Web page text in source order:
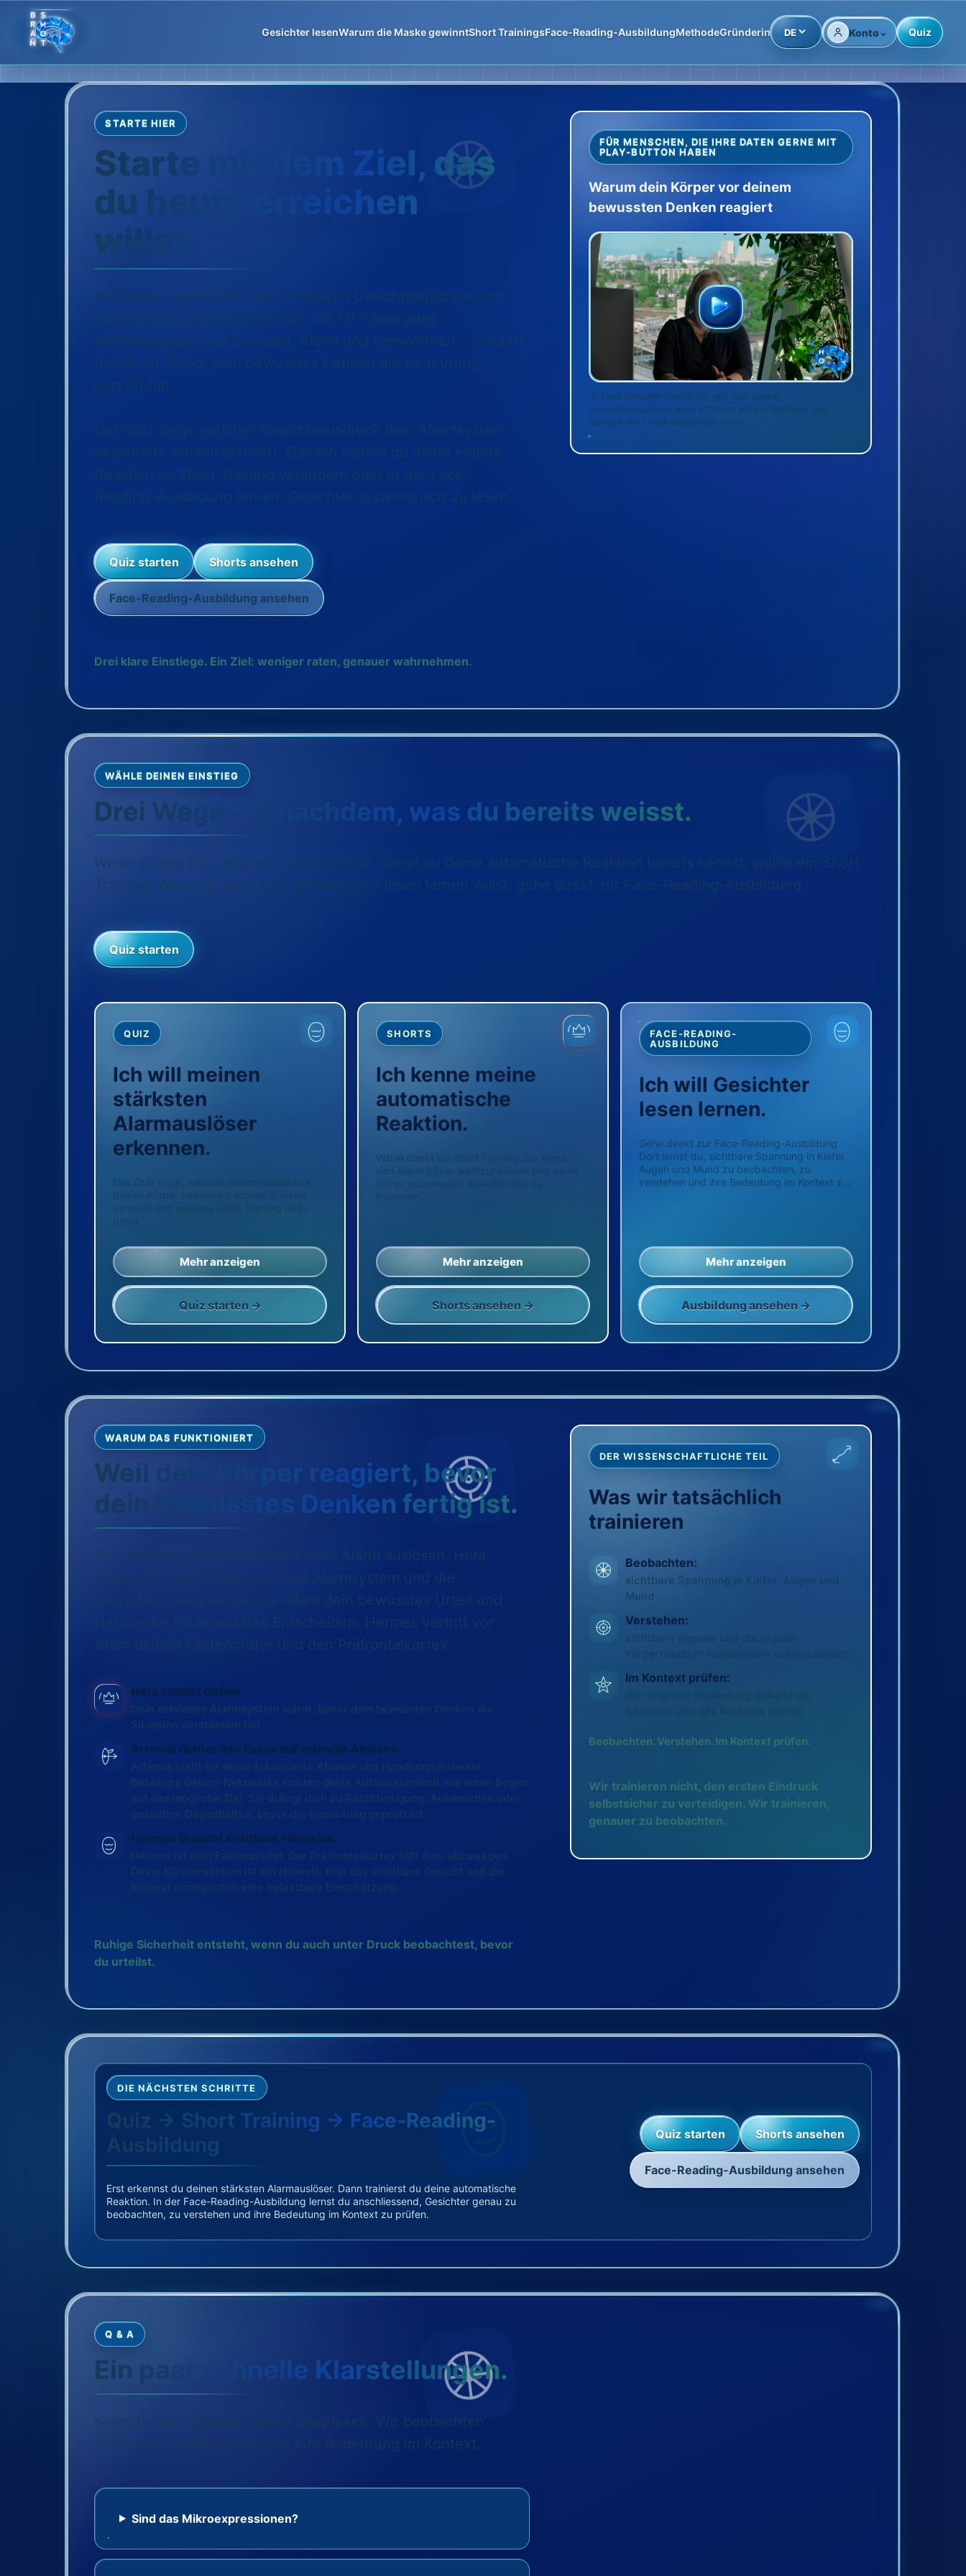
Gesichter lesenWarum die Maske gewinntShort TrainingsFace-Reading-AusbildungMethodeGründerin DE Konto ⌄ Quiz
STARTE HIER
Starte mit dem Ziel, das
du heute erreichen
willst.
Mit Maske meinen wir den sichtbaren Gesichtsausdruck und
das Auftreten eines Menschen. OS 1.0 – dein altes
Betriebssystem aus Steinzeit, Alarm und Gewohnheit – reagiert
darauf oft, bevor dein bewusstes Denken die Bedeutung
geprüft hat.
Das Quiz zeigt, welcher Gesichtsausdruck dein Alarmsystem
besonders schnell aktiviert. Danach kannst du deine eigene
Reaktion im Short Training verändern oder in der Face-
Reading-Ausbildung lernen, Gesichter systematisch zu lesen.
Quiz starten Shorts ansehen
Face-Reading-Ausbildung ansehen
Drei klare Einstiege. Ein Ziel: weniger raten, genauer wahrnehmen.
FÜR MENSCHEN, DIE IHRE DATEN GERNE MIT
PLAY-BUTTON HABEN
Warum dein Körper vor deinem
bewussten Denken reagiert
In zwei Minuten siehst du, wie aus einem
Gesichtsausdruck eine schnelle Körperreaktion und
danach ein Urteil entstehen kann.
WÄHLE DEINEN EINSTIEG
Drei Wege – je nachdem, was du bereits weisst.
Wenn du neu bist, beginne mit dem Quiz. Wenn du deine automatische Reaktion bereits kennst, wähle ein Short
Training. Wenn du Gesichter systematisch lesen lernen willst, gehe direkt zur Face-Reading-Ausbildung.
Quiz starten
QUIZ
Ich will meinen
stärksten
Alarmauslöser
erkennen.
Das Quiz zeigt, welcher Gesichtsausdruck
deinen Körper besonders schnell in Alarm
versetzt und welches Short Training dazu
passt.
Mehr anzeigen
Quiz starten →
SHORTS
Ich kenne meine
automatische
Reaktion.
Wähle direkt ein Short Training. Du lernst,
den Alarm früher wahrzunehmen und deine
bisher unbewusste Reaktion neu zu
trainieren.
Mehr anzeigen
Shorts ansehen →
FACE-READING-
AUSBILDUNG
Ich will Gesichter
lesen lernen.
Gehe direkt zur Face-Reading-Ausbildung.
Dort lernst du, sichtbare Spannung in Kiefer,
Augen und Mund zu beobachten, zu
verstehen und ihre Bedeutung im Kontext zu
Mehr anzeigen
Ausbildung ansehen →
WARUM DAS FUNKTIONIERT
Weil dein Körper reagiert, bevor
dein bewusstes Denken fertig ist.
Ein unklarer Gesichtsausdruck kann Alarm auslösen. Hera
vertritt vor allem dein schnelles Alarmsystem und die
Amygdala. Zeus vertritt vor allem dein bewusstes Urteil und
Hera meldet Gefahr.
Artemis richtet den Fokus auf schnelle Abwehr.
Hermes braucht sichtbare Hinweise.
Ruhige Sicherheit entsteht, wenn du auch unter Druck beobachtest, bevor
du urteilst.
DER WISSENSCHAFTLICHE TEIL
Was wir tatsächlich
trainieren
Beobachten:
sichtbare Spannung in Kiefer, Augen und
Mund
Verstehen:
sichtbare Signale und die eigene
Körperreaktion voneinander unterscheiden
Im Kontext prüfen:
die mögliche Bedeutung anhand der
Situation und des Kontexts prüfen
Beobachten. Verstehen. Im Kontext prüfen.
Wir trainieren nicht, den ersten Eindruck
selbstsicher zu verteidigen. Wir trainieren,
genauer zu beobachten.
DIE NÄCHSTEN SCHRITTE
Quiz → Short Training → Face-Reading-
Ausbildung
Erst erkennst du deinen stärksten Alarmauslöser. Dann trainierst du deine automatische
Reaktion. In der Face-Reading-Ausbildung lernst du anschliessend, Gesichter genau zu
beobachten, zu verstehen und ihre Bedeutung im Kontext zu prüfen.
Quiz starten Shorts ansehen
Face-Reading-Ausbildung ansehen
Q & A
Ein paar schnelle Klarstellungen.
Keine festen Etiketten. Keine Diagnosen. Wir beobachten
sichtbare Signale und prüfen ihre Bedeutung im Kontext.
Sind das Mikroexpressionen?